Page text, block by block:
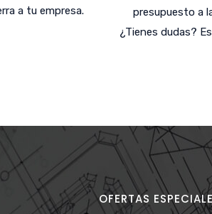
a tu empresa.
presupuesto a
¿Tienes dudas?
OFERTAS